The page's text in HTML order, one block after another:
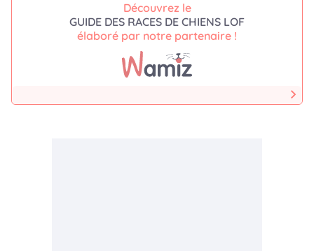
Découvrez le
GUIDE DES RACES DE CHIENS LOF
élaboré par notre partenaire !